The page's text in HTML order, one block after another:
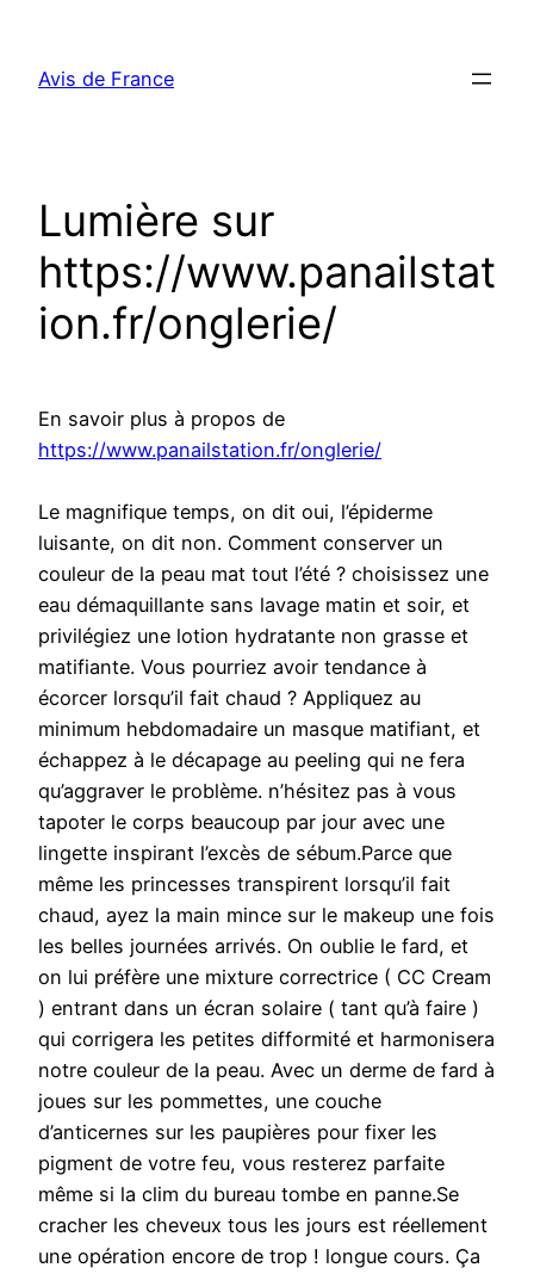
contenu
Avis de France
Lumière sur
https://www.panailstat
ion.fr/onglerie/
En savoir plus à propos de
https://www.panailstation.fr/onglerie/
Le magnifique temps, on dit oui, l’épiderme
luisante, on dit non. Comment conserver un
couleur de la peau mat tout l’été ? choisissez une
eau démaquillante sans lavage matin et soir, et
privilégiez une lotion hydratante non grasse et
matifiante. Vous pourriez avoir tendance à
écorcer lorsqu’il fait chaud ? Appliquez au
minimum hebdomadaire un masque matifiant, et
échappez à le décapage au peeling qui ne fera
qu’aggraver le problème. n’hésitez pas à vous
tapoter le corps beaucoup par jour avec une
lingette inspirant l’excès de sébum.Parce que
même les princesses transpirent lorsqu’il fait
chaud, ayez la main mince sur le makeup une fois
les belles journées arrivés. On oublie le fard, et
on lui préfère une mixture correctrice ( CC Cream
) entrant dans un écran solaire ( tant qu’à faire )
qui corrigera les petites difformité et harmonisera
notre couleur de la peau. Avec un derme de fard à
joues sur les pommettes, une couche
d’anticernes sur les paupières pour fixer les
pigment de votre feu, vous resterez parfaite
même si la clim du bureau tombe en panne.Se
cracher les cheveux tous les jours est réellement
une opération encore de trop ! longue cours. Ça